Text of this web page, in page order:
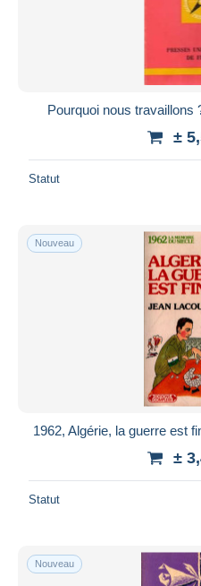
Pourquoi nous travaillons
±
Statut
Nouveau
1962, Algérie, la guerre est
±
Statut
Nouveau